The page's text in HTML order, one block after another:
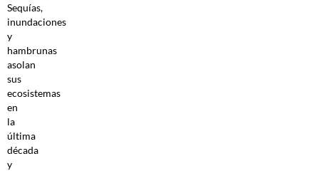
Sequías,
inundaciones
y
hambrunas
asolan
sus
ecosistemas
en
la
última
década
y